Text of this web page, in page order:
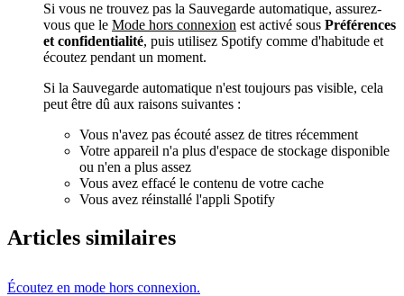
Si vous ne trouvez pas la Sauvegarde automatique, assurez-
vous que le Mode hors connexion est activé sous Préférences
et confidentialité, puis utilisez Spotify comme d'habitude et
écoutez pendant un moment.
Si la Sauvegarde automatique n'est toujours pas visible, cela
peut être dû aux raisons suivantes :
Vous n'avez pas écouté assez de titres récemment
Votre appareil n'a plus d'espace de stockage disponible
ou n'en a plus assez
Vous avez effacé le contenu de votre cache
Vous avez réinstallé l'appli Spotify
Articles similaires
Écoutez en mode hors connexion.